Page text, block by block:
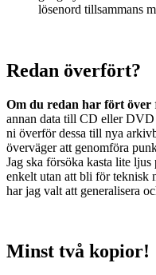
lösenord tillsammans
Redan överfört?
Om du redan har fört över
annan data till CD eller DVD
ni överför dessa till nya
överväger att genomföra
Jag ska försöka kasta lite
enkelt utan att bli för teknisk
har jag valt att generalisera
Minst två kopior!